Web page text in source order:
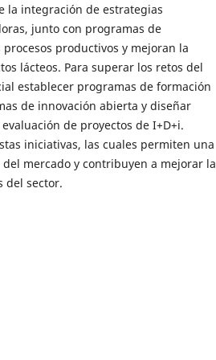
la integración de estrategias
junto con programas de
productivos y mejoran la
lácteos. Para superar los retos del
establecer programas de formación
de innovación abierta y diseñar
de proyectos de I+D+i.
iniciativas, las cuales permiten una
mercado y contribuyen a mejorar la
del sector.